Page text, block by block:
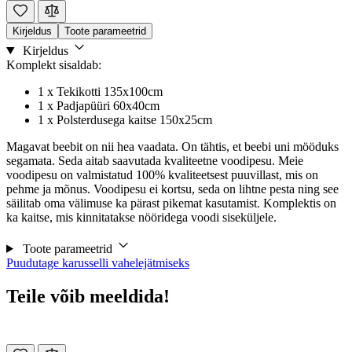
Kirjeldus Toote parameetrid
Kirjeldus
Komplekt sisaldab:
1 x Tekikotti 135x100cm
1 x Padjapüüri 60x40cm
1 x Polsterdusega kaitse 150x25cm
Magavat beebit on nii hea vaadata. On tähtis, et beebi uni mööduks
segamata. Seda aitab saavutada kvaliteetne voodipesu. Meie
voodipesu on valmistatud 100% kvaliteetsest puuvillast, mis on
pehme ja mõnus. Voodipesu ei kortsu, seda on lihtne pesta ning see
säilitab oma välimuse ka pärast pikemat kasutamist. Komplektis on
ka kaitse, mis kinnitatakse nööridega voodi siseküljele.
Toote parameetrid
Puudutage karusselli vahelejätmiseks
Teile võib meeldida!